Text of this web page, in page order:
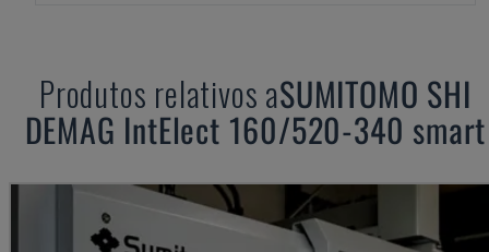
Produtos relativos aSUMITOMO SHI
DEMAG IntElect 160/520-340 smart